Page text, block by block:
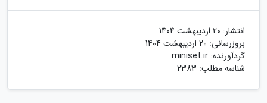
انتشار: 20 اردیبهشت 1404
بروزرسانی: 20 اردیبهشت 1404
گردآورنده: miniset.ir
شناسه مطلب: 2383